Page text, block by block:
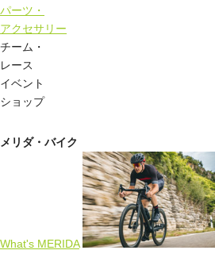
パーツ・
アクセサリー
チーム・
レース
イベント
ショップ
メリダ・バイク
What's MERIDA